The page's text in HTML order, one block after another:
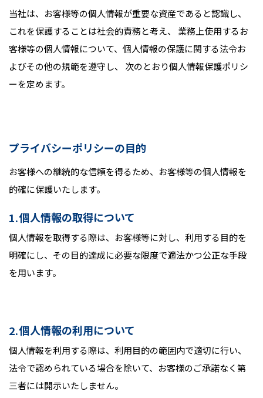
当社は、お客様等の個人情報が重要な資産であると認識し、
これを保護することは社会的責務と考え、 業務上使用するお
客様等の個人情報について、個人情報の保護に関する法令お
よびその他の規範を遵守し、 次のとおり個人情報保護ポリシ
ーを定めます。
プライバシーポリシーの目的
お客様への継続的な信頼を得るため、お客様等の個人情報を
的確に保護いたします。
個人情報の取得について
個人情報を取得する際は、お客様等に対し、利用する目的を
明確にし、その目的達成に必要な限度で適法かつ公正な手段
を用います。
個人情報の利用について
個人情報を利用する際は、利用目的の範囲内で適切に行い、
法令で認められている場合を除いて、お客様のご承諾なく第
三者には開示いたしません。